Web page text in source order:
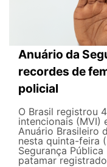
Anuário da
recordes de
policial
O Brasil registrou
intencionais (MVI)
Anuário Brasileiro
nesta quinta-feira
Segurança Pública
patamar